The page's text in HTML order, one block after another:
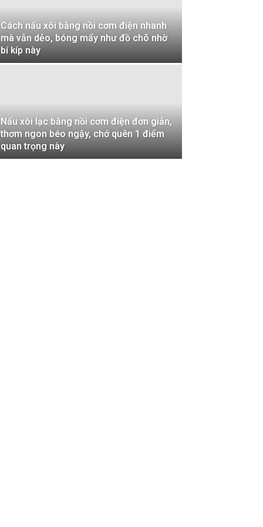
Cách nấu xôi bằng nồi cơm điện nhanh
mà vẫn dẻo, bóng mẩy như đồ chõ nhờ
bí kíp này
Nấu xôi lạc bằng nồi cơm điện đơn giản,
thơm ngon béo ngậy, chớ quên 1 điểm
quan trọng này